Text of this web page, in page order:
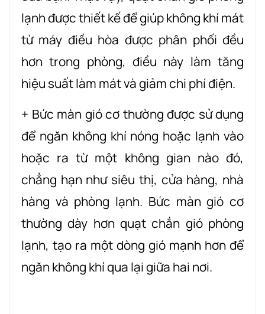
lạnh được thiết kế để giúp không khí mát
từ máy điều hòa được phân phối đều
hơn trong phòng, điều này làm tăng
hiệu suất làm mát và giảm chi phí điện.
+ Bức màn gió cơ thường được sử dụng
để ngăn không khí nóng hoặc lạnh vào
hoặc ra từ một không gian nào đó,
chẳng hạn như siêu thị, cửa hàng, nhà
hàng và phòng lạnh. Bức màn gió cơ
thường dày hơn quạt chắn gió phòng
lạnh, tạo ra một dòng gió mạnh hơn để
ngăn không khí qua lại giữa hai nơi.